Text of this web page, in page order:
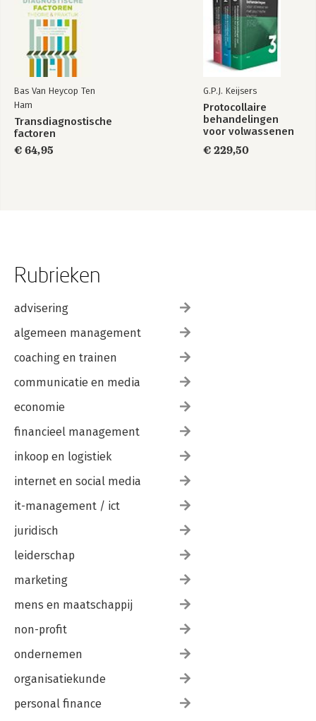
Bas Van Heycop Ten
Ham
Transdiagnostische
factoren
€ 64,95
G.P.J. Keijsers
Protocollaire
behandelingen
voor volwassenen
met psychische
klachten - set
€ 229,50
Rubrieken
advisering
algemeen management
coaching en trainen
communicatie en media
economie
financieel management
inkoop en logistiek
internet en social media
it-management / ict
juridisch
leiderschap
marketing
mens en maatschappij
non-profit
ondernemen
organisatiekunde
personal finance